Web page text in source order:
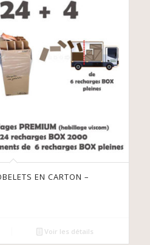
EN CARTON –
Voir les détails